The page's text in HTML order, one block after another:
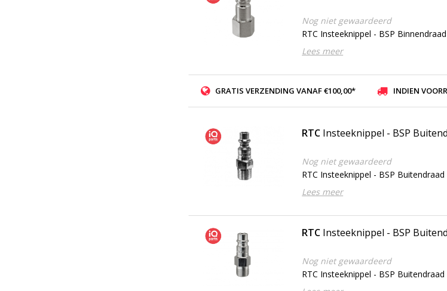
Nog niet gewaardeerd
RTC Insteeknippel - BSP
Lees meer
GRATIS VERZENDING VANAF €100,00* INDIEN VOORRADIG:
RTC Insteeknippel - BSP
Nog niet gewaardeerd
RTC Insteeknippel - BSP
Lees meer
RTC Insteeknippel - BSP
Nog niet gewaardeerd
RTC Insteeknippel - BSP